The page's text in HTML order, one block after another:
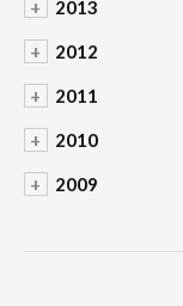
+ 2013
+ 2012
+ 2011
+ 2010
+ 2009